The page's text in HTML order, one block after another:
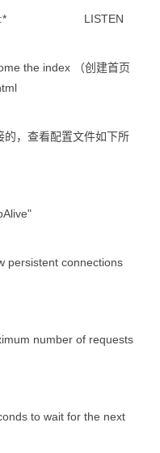
LISTEN
the index （创建首页
，查看配置文件如下所
persistent connections
number of requests
to wait for the next